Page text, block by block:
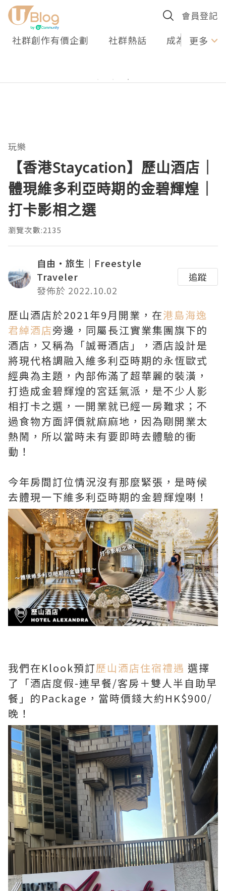
會員登記
社群創作有價企劃 社群熱話 成為U更多
玩樂
【香港Staycation】歷山酒店｜
體現維多利亞時期的金碧輝煌｜
打卡影相之選
瀏覽次數:2135
自由・旅生｜Freestyle
Traveler
發佈於 2022.10.02
追蹤
歷山酒店於2021年9月開業，在港島海逸
君綽酒店旁邊，同屬長江實業集團旗下的
酒店，又稱為「誠哥酒店」，酒店設計是
將現代格調融入維多利亞時期的永恆歐式
經典為主題，內部佈滿了超華麗的裝潢，
打造成金碧輝煌的宮廷氣派，是不少人影
相打卡之選，一開業就已經一房難求；不
過食物方面評價就麻麻地，因為剛開業太
熱鬧，所以當時未有要即時去體驗的衝
動！
今年房間訂位情況沒有那麼緊張，是時候
去體現一下維多利亞時期的金碧輝煌喇！
我們在Klook預訂歷山酒店住宿禮遇 選擇
了「酒店度假-連早餐/客房＋雙人半自助早
餐」的Package，當時價錢大約HK$900/
晚！